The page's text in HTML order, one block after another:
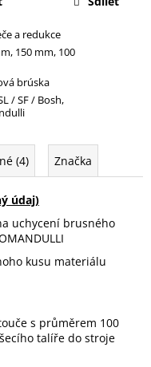
a redukce
150 mm, 100
brúska
/ SF / Bosh,
(4) Značka
údaj)
uchycení brusného
kusu materiálu
s průměrem 100
talíře do stroje